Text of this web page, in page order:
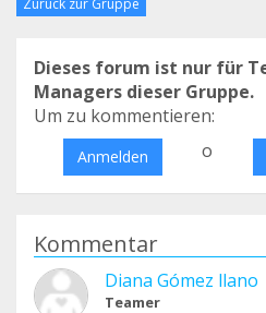
Zurück zur Gruppe
Dieses forum ist nur für
Managers dieser Gruppe.
Um zu kommentieren:
Anmelden o
Kommentar
Diana Gómez llano
Teamer